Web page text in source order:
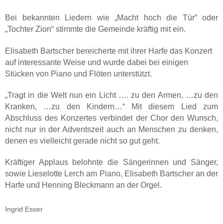
Bei bekannten Liedern wie „Macht hoch die Tür“ oder
„Tochter Zion“ stimmte die Gemeinde kräftig mit ein.
Elisabeth Bartscher bereicherte mit ihrer Harfe das Konzert
auf interessante Weise und wurde dabei bei einigen
Stücken von Piano und Flöten unterstützt.
„Tragt in die Welt nun ein Licht …. zu den Armen, …zu den
Kranken, …zu den Kindern…“ Mit diesem Lied zum
Abschluss des Konzertes verbindet der Chor den Wunsch,
nicht nur in der Adventszeit auch an Menschen zu denken,
denen es vielleicht gerade nicht so gut geht.
Kräftiger Applaus belohnte die Sängerinnen und Sänger,
sowie Lieselotte Lerch am Piano, Elisabeth Bartscher an der
Harfe und Henning Bleckmann an der Orgel.
Ingrid Esser